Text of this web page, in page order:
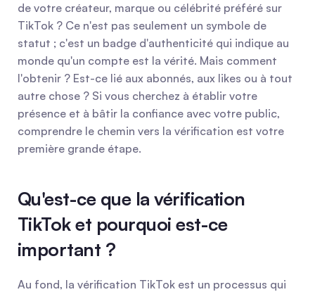
de votre créateur, marque ou célébrité préféré sur
TikTok ? Ce n'est pas seulement un symbole de
statut ; c'est un badge d'authenticité qui indique au
monde qu'un compte est la vérité. Mais comment
l'obtenir ? Est-ce lié aux abonnés, aux likes ou à tout
autre chose ? Si vous cherchez à établir votre
présence et à bâtir la confiance avec votre public,
comprendre le chemin vers la vérification est votre
première grande étape.
Qu'est-ce que la vérification
TikTok et pourquoi est-ce
important ?
Au fond, la vérification TikTok est un processus qui